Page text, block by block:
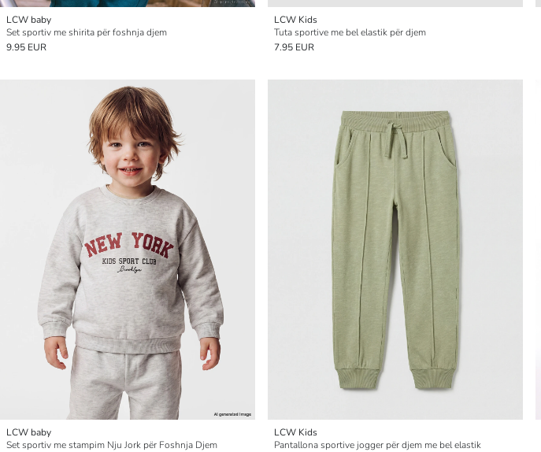
LCW baby
Set sportiv me shirita për foshnja djem
9.95 EUR
LCW Kids
Tuta sportive me bel elastik për djem
7.95 EUR
LCW baby
Set sportiv me stampim Nju Jork për Foshnja Djem
LCW Kids
Pantallona sportive jogger për djem me bel elastik